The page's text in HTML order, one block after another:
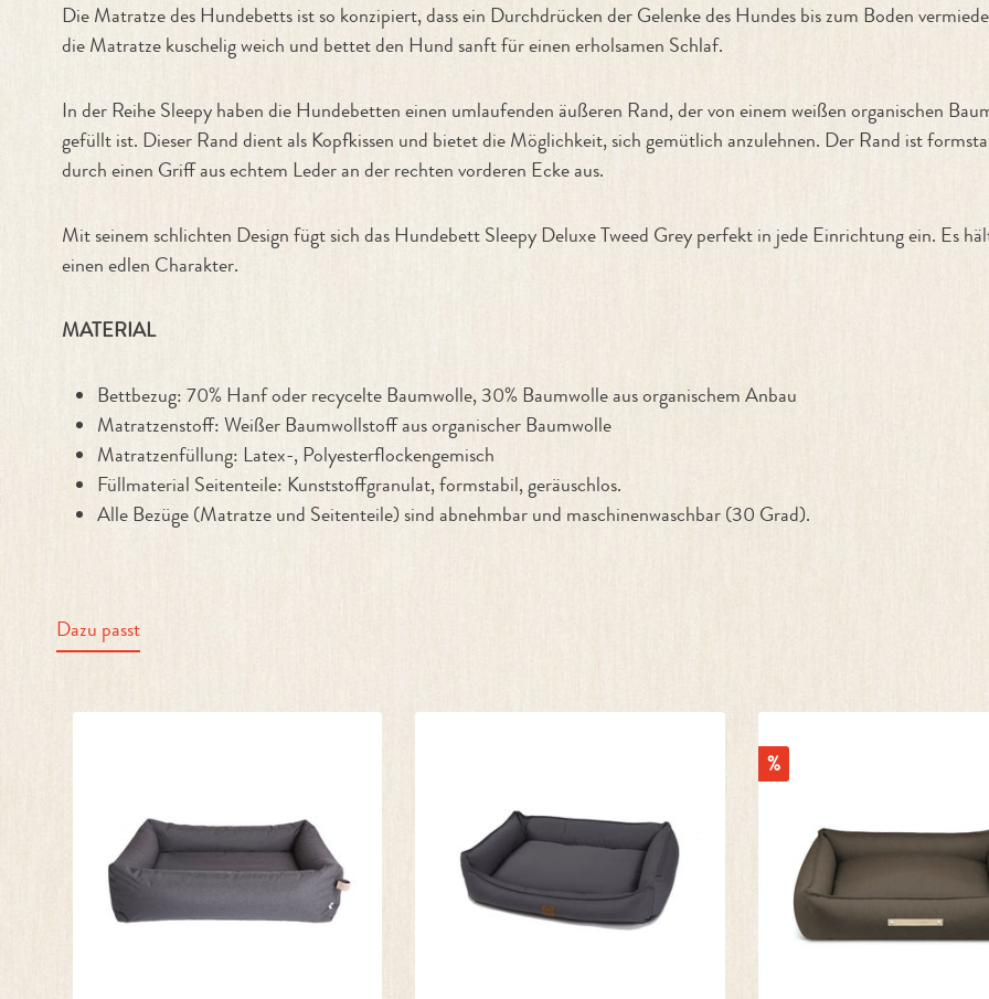
Die Matratze des Hundebetts ist so konzipiert, dass ein Durchdrücken der Gelenke des Hundes bis zum Boden
die Matratze kuschelig weich und bettet den Hund sanft für einen erholsamen Schlaf.
In der Reihe Sleepy haben die Hundebetten einen umlaufenden äußeren Rand, der von einem weißen organischen
gefüllt ist. Dieser Rand dient als Kopfkissen und bietet die Möglichkeit, sich gemütlich anzulehnen. Der Rand ist
durch einen Griff aus echtem Leder an der rechten vorderen Ecke aus.
Mit seinem schlichten Design fügt sich das Hundebett Sleepy Deluxe Tweed Grey perfekt in jede Einrichtung ein. Es
einen edlen Charakter.
MATERIAL
Bettbezug: 70% Hanf oder recycelte Baumwolle, 30% Baumwolle aus organischem Anbau
Matratzenstoff: Weißer Baumwollstoff aus organischer Baumwolle
Matratzenfüllung: Latex-, Polyesterflockengemisch
Füllmaterial Seitenteile: Kunststoffgranulat, formstabil, geräuschlos.
Alle Bezüge (Matratze und Seitenteile) sind abnehmbar und maschinenwaschbar (30 Grad).
Dazu passt
Rabatt
%